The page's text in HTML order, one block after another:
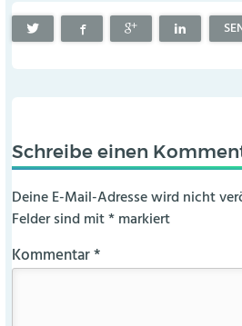
Schreibe einen
Deine E-Mail-Adresse wird nicht
Felder sind mit*markiert
Kommentar*